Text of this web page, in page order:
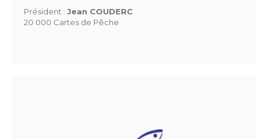
Président : Jean COUDERC
20 000 Cartes de Pêche